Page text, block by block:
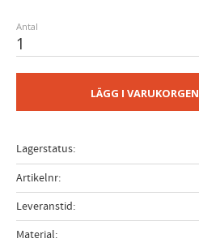
Antal
LÄGG I VARUKORGEN
Lagerstatus
Artikelnr
Leveranstid
Material